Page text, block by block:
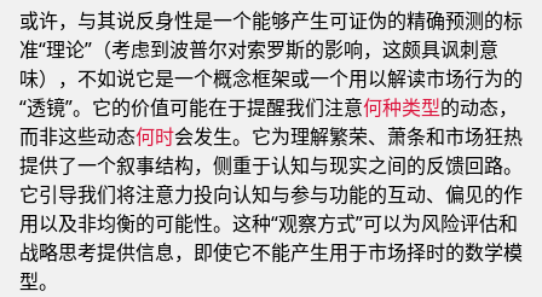
或许，与其说反身性是一个能够产生可证伪的精确预测的标
准“理论”（考虑到波普尔对索罗斯的影响，这颇具讽刺意
味），不如说它是一个概念框架或一个用以解读市场行为的
“透镜”。它的价值可能在于提醒我们注意何种类型的动态，
而非这些动态何时会发生。它为理解繁荣、萧条和市场狂热
提供了一个叙事结构，侧重于认知与现实之间的反馈回路。
它引导我们将注意力投向认知与参与功能的互动、偏见的作
用以及非均衡的可能性。这种“观察方式”可以为风险评估和
战略思考提供信息，即使它不能产生用于市场择时的数学模
型。